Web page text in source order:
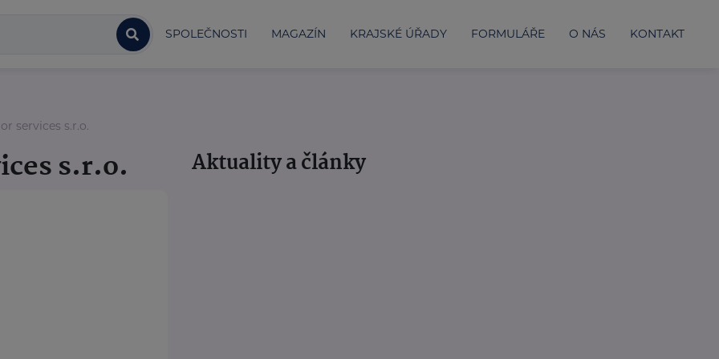
SPOLEČNOSTI MAGAZÍN KRAJSKÉ ÚŘADY FORMULÁŘE O NÁS KONTAKT
services s.r.o.
s.r.o. Aktuality a články